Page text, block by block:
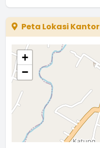
Peta Lokasi Kantor
+
−